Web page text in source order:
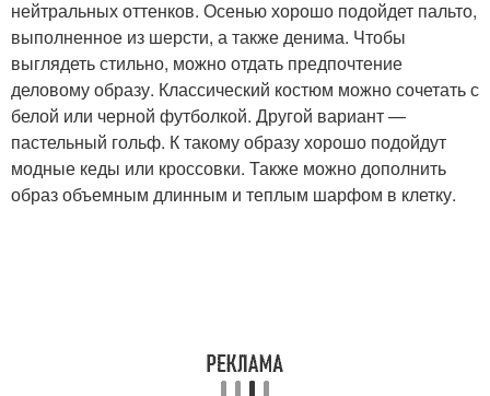
нейтральных оттенков. Осенью хорошо подойдет пальто,
выполненное из шерсти, а также денима. Чтобы
выглядеть стильно, можно отдать предпочтение
деловому образу. Классический костюм можно сочетать с
белой или черной футболкой. Другой вариант —
пастельный гольф. К такому образу хорошо подойдут
модные кеды или кроссовки. Также можно дополнить
образ объемным длинным и теплым шарфом в клетку.